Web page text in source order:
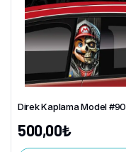
Direk Kaplama Model #90
500,00₺